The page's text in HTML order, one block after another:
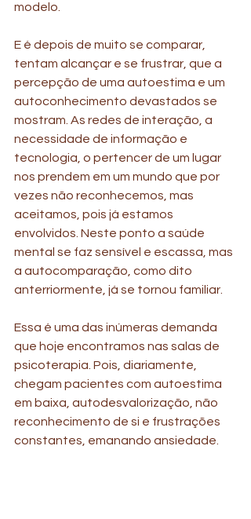
modelo.
E é depois de muito se comparar,
tentam alcançar e se frustrar, que a
percepção de uma autoestima e um
autoconhecimento devastados se
mostram. As redes de interação, a
necessidade de informação e
tecnologia, o pertencer de um lugar
nos prendem em um mundo que por
vezes não reconhecemos, mas
aceitamos, pois já estamos
envolvidos. Neste ponto a saúde
mental se faz sensível e escassa, mas
a autocomparação, como dito
anterriormente, já se tornou familiar.
Essa é uma das inúmeras demanda
que hoje encontramos nas salas de
psicoterapia. Pois, diariamente,
chegam pacientes com autoestima
em baixa, autodesvalorização, não
reconhecimento de si e frustrações
constantes, emanando ansiedade.